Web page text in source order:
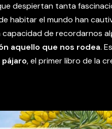
despiertan tanta
habitar el mundo han
de recordarnos
aquello que nos rodea.
pájaro, el primer libro de la